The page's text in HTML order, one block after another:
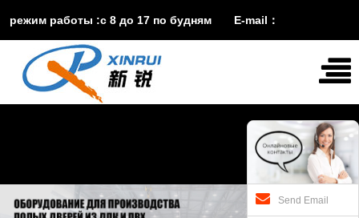
режим работы :с 8 до 17 по будням E-mail：
vira@xinruisuji.comWhatsApp： 
Send Email